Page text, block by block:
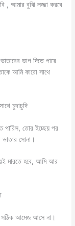
, আমার বুঝি লজ্জা করবে
ভাগ দিতে পারে
আমি কারো সাথে
চুদাচুদি
পারিস, তোর ইচ্ছেয় পর
সোনা।
মারতে হবে, আমি আর
সঠিক আমেজ আসে না।